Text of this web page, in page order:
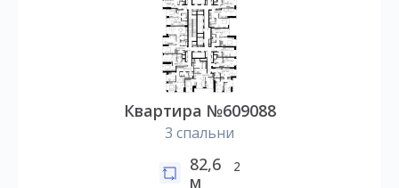
Квартира №609088
3 спальни
82,6
м
2